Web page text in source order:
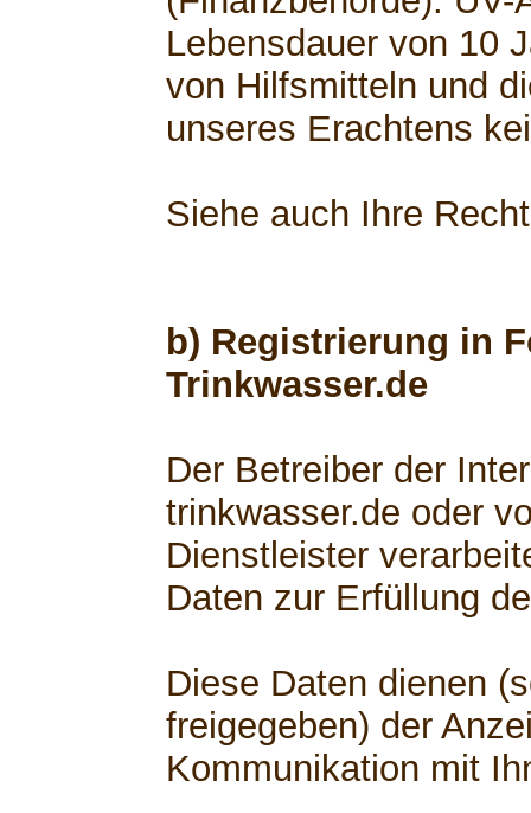
Lebensdauer von 10
von Hilfsmitteln und
unseres Erachtens
Siehe auch Ihre
b) Registrierung in
Trinkwasser.de
Der Betreiber der
trinkwasser.de oder
Dienstleister
Daten zur Erfüllung
Diese Daten dienen
freigegeben) der
Kommunikation mit